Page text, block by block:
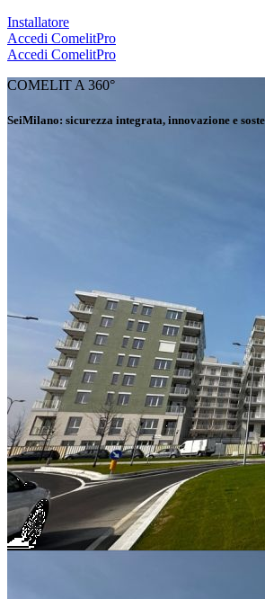
Installatore
Accedi ComelitPro
Accedi ComelitPro
COMELIT A 360°
SeiMilano: sicurezza integrata, innovazione e